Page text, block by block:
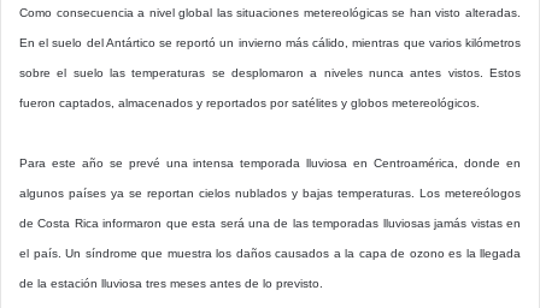
Como consecuencia a nivel global las situaciones metereológicas se han visto alteradas.
En el suelo del Antártico se reportó un invierno más cálido, mientras que varios kilómetros
sobre el suelo las temperaturas se desplomaron a niveles nunca antes vistos. Estos
fueron captados, almacenados y reportados por satélites y globos metereológicos.
Para este año se prevé una intensa temporada lluviosa en Centroamérica, donde en
algunos países ya se reportan cielos nublados y bajas temperaturas. Los metereólogos
de Costa Rica informaron que esta será una de las temporadas lluviosas jamás vistas en
el país. Un síndrome que muestra los daños causados a la capa de ozono es la llegada
de la estación lluviosa tres meses antes de lo previsto.